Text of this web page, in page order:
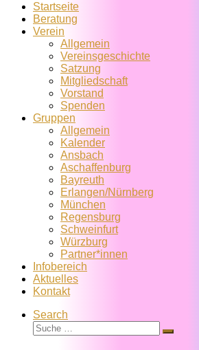
Startseite
Beratung
Verein
Allgemein
Vereins­geschichte
Satzung
Mitglied­schaft
Vorstand
Spenden
Gruppen
Allgemein
Kalender
Ansbach
Aschaffenburg
Bayreuth
Erlangen/Nürnberg
München
Regensburg
Schweinfurt
Würzburg
Partner*innen
Infobereich
Aktuelles
Kontakt
Search
Suche
Suche